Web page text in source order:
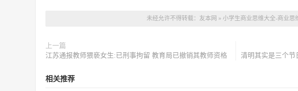
未经允许不得转载： 友本网 » 小学生商业思维大全-商业思
上一篇
江苏通报教师猥亵女生:已刑事拘留 教育局已撤销其教师资格
清明其实是三个节
相关推荐